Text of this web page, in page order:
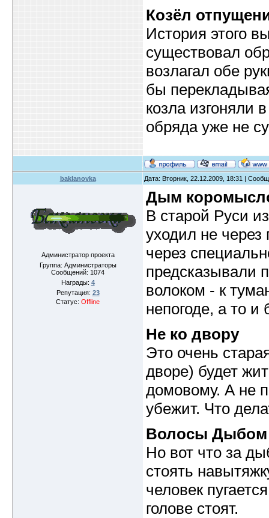
Козёл
История этого
существовал
возлагал обе
бы
козла изгоняли
обряда уже не
baklanovka Дата: Вторник, 22.12.2009, 18:31 |
Администратор проекта
Группа: Администраторы
Сообщений: 1074
Награды: 4
Репутация: 23
Статус: Offline
Дым
В старой Руси
уходил не
через
предсказывали
волоком - к
непогоде, а то и
Не ко двору
Это очень
дворе) будет
домовому. А не
убежит. Что
Волосы Дыбом
Но вот что за
стоять
человек
голове стоят.